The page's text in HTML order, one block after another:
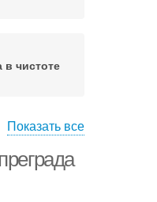
чистоте
Показать все